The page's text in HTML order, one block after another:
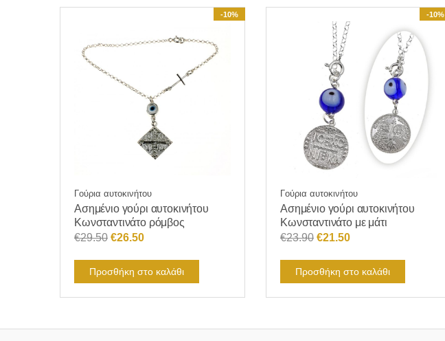
-10%
Γούρια αυτοκινήτου
Ασημένιο γούρι αυτοκινήτου
Κωνσταντινάτο ρόμβος
€29.50 Original
was:
€29.50.
€26.50Η
τιμή
είναι:
Προσθήκη στο καλάθι
-10%
Γούρια αυτοκινήτου
Ασημένιο γούρι αυτοκινήτου
Κωνσταντινάτο με μάτι
€23.90 Original
was:
€23.90.
€21.50Η
τιμή
είναι:
Προσθήκη στο καλάθι